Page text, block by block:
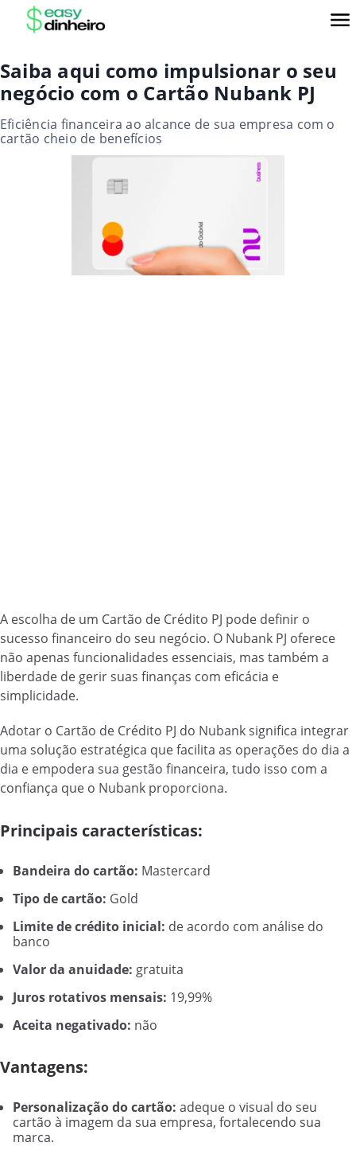
Saiba aqui como impulsionar o seu
negócio com o Cartão Nubank PJ
Eficiência financeira ao alcance de sua empresa com o
cartão cheio de benefícios
A escolha de um Cartão de Crédito PJ pode definir o
sucesso financeiro do seu negócio. O Nubank PJ oferece
não apenas funcionalidades essenciais, mas também a
liberdade de gerir suas finanças com eficácia e
simplicidade.
Adotar o Cartão de Crédito PJ do Nubank significa integrar
uma solução estratégica que facilita as operações do dia a
dia e empodera sua gestão financeira, tudo isso com a
confiança que o Nubank proporciona.
Principais características:
Bandeira do cartão: Mastercard
Tipo de cartão: Gold
Limite de crédito inicial: de acordo com análise do
banco
Valor da anuidade: gratuita
Juros rotativos mensais: 19,99%
Aceita negativado: não
Vantagens:
Personalização do cartão: adeque o visual do seu
cartão à imagem da sua empresa, fortalecendo sua
marca.